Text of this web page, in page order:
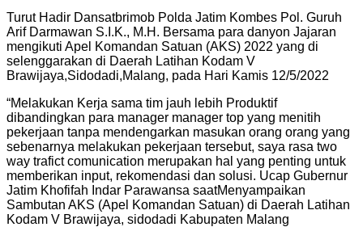
Turut Hadir Dansatbrimob Polda Jatim Kombes Pol. Guruh
Arif Darmawan S.I.K., M.H. Bersama para danyon Jajaran
mengikuti Apel Komandan Satuan (AKS) 2022 yang di
selenggarakan di Daerah Latihan Kodam V
Brawijaya,Sidodadi,Malang, pada Hari Kamis 12/5/2022
“Melakukan Kerja sama tim jauh lebih Produktif
dibandingkan para manager manager top yang menitih
pekerjaan tanpa mendengarkan masukan orang orang yang
sebenarnya melakukan pekerjaan tersebut, saya rasa two
way trafict comunication merupakan hal yang penting untuk
memberikan input, rekomendasi dan solusi. Ucap Gubernur
Jatim Khofifah Indar Parawansa saatMenyampaikan
Sambutan AKS (Apel Komandan Satuan) di Daerah Latihan
Kodam V Brawijaya, sidodadi Kabupaten Malang